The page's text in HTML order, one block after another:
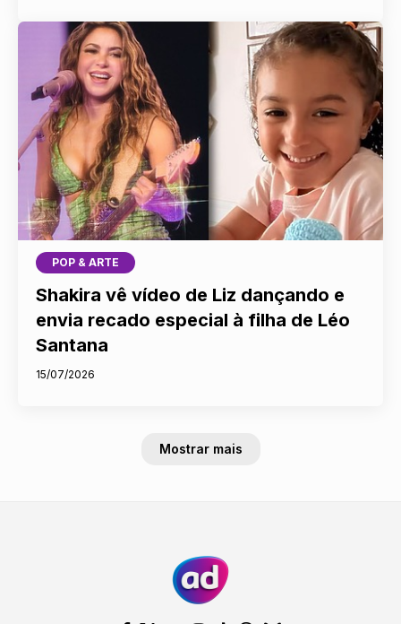
POP & ARTE
Shakira vê vídeo de Liz dançando e
envia recado especial à filha de Léo
Santana
15/07/2026
Mostrar mais